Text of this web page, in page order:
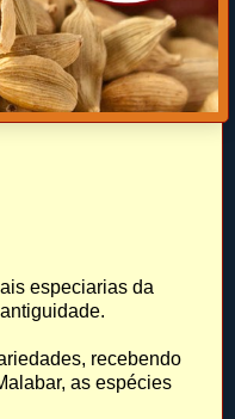
especiarias da
recebendo
as espécies